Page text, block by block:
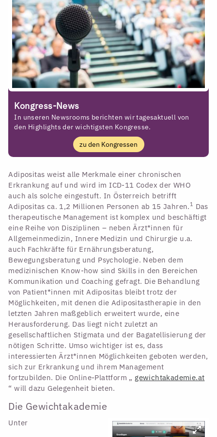
Kongress-News
In unseren Newsrooms berichten wir tagesaktuell von
den Highlights der wichtigsten Kongresse.
zu den Kongressen
Adipositas weist alle Merkmale einer chronischen
Erkrankung auf und wird im ICD-11 Codex der WHO
auch als solche eingestuft. In Österreich betrifft
Adipositas ca. 1,2 Millionen Personen ab 15 Jahren. 1 Das
therapeutische Management ist komplex und beschäftigt
eine Reihe von Disziplinen – neben Ärzt*innen für
Allgemeinmedizin, Innere Medizin und Chirurgie u.a.
auch Fachkräfte für Ernährungsberatung,
Bewegungsberatung und Psychologie. Neben dem
medizinischen Know-how sind Skills in den Bereichen
Kommunikation und Coaching gefragt. Die Behandlung
von Patient*innen mit Adipositas bleibt trotz der
Möglichkeiten, mit denen die Adipositastherapie in den
letzten Jahren maßgeblich erweitert wurde, eine
Herausforderung. Das liegt nicht zuletzt an
gesellschaftlichen Stigmata und der Bagatellisierung der
nötigen Schritte. Umso wichtiger ist es, dass
interessierten Ärzt*innen Möglichkeiten geboten werden,
sich zur Erkrankung und ihrem Management
fortzubilden. Die Online-Plattform „ gewichtakademie.at
“ will dazu Gelegenheit bieten.
Die Gewichtakademie
Unter